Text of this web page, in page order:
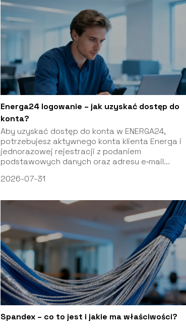
Energa24 logowanie – jak uzyskać dostęp do
konta?
Aby uzyskać dostęp do konta w ENERGA24,
potrzebujesz aktywnego konta klienta Energa i
jednorazowej rejestracji z podaniem
podstawowych danych oraz adresu e‑mail...
2026-07-31
Spandex – co to jest i jakie ma właściwości?